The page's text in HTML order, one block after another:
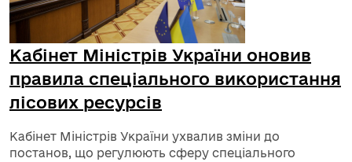
Кабінет Міністрів України оновив
правила спеціального використання
лісових ресурсів
Кабінет Міністрів України ухвалив зміни до
постанов, що регулюють сферу спеціального